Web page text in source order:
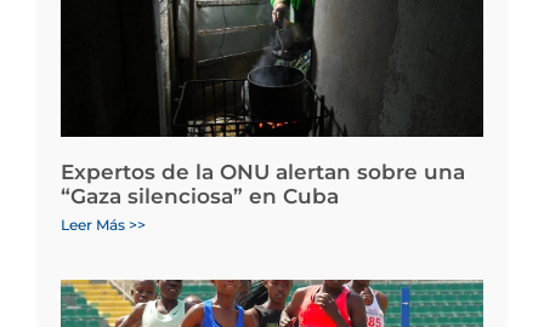
Expertos de la ONU alertan sobre una
“Gaza silenciosa” en Cuba
Leer Más >>